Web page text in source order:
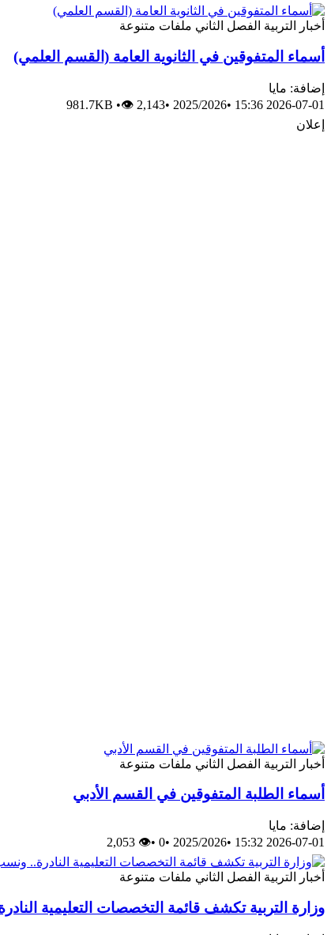
أخبار التربية الفصل الثاني ملفات متنوعة
أسماء المتفوقين في الثانوية العامة (القسم العلمي)
إضافة: مايا
2026-07-01 15:36
•
2025/2026
•
981.7KB •👁 2,143
إعلان
أخبار التربية الفصل الثاني ملفات متنوعة
أسماء الطلبة المتفوقين في القسم الأدبي
إضافة: مايا
2026-07-01 15:32
•
2025/2026
•
0
•
👁 2,053
أخبار التربية الفصل الثاني ملفات متنوعة
وزارة التربية تكشف قائمة التخصصات التعليمية النادرة..